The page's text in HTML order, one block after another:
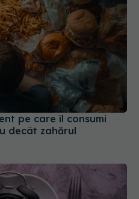
pe care îl consumi
decât zahărul